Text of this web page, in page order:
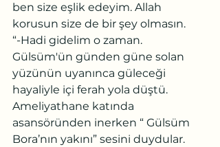
ben size eşlik edeyim. Allah
korusun size de bir şey olmasın.
“-Hadi gidelim o zaman.
Gülsüm'ün günden güne solan
yüzünün uyanınca güleceği
hayaliyle içi ferah yola düştü.
Ameliyathane katında
asansöründen inerken “ Gülsüm
Bora’nın yakını” sesini duydular.